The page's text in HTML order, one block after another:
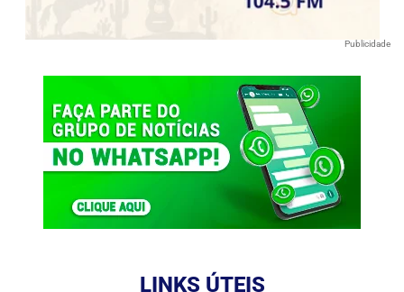
Publicidade
LINKS ÚTEIS